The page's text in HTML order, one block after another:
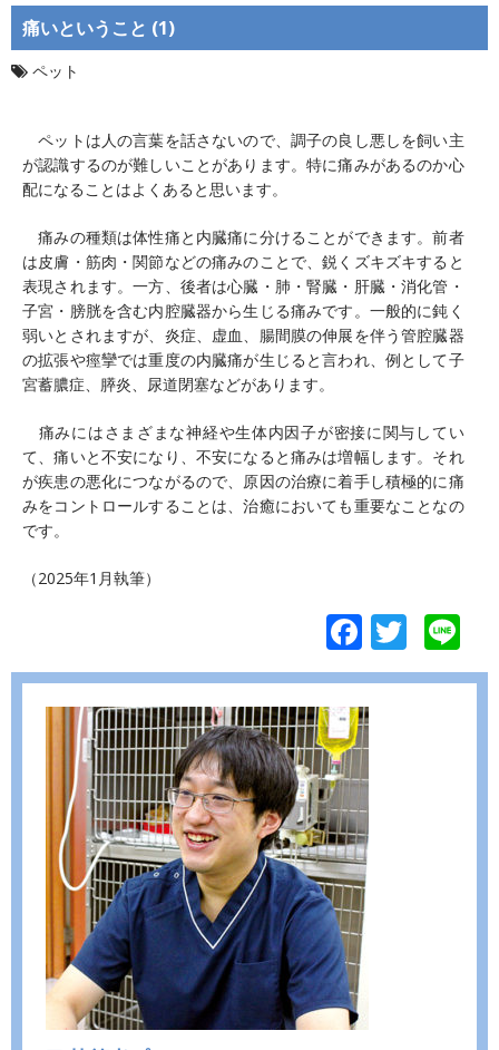
痛いということ (1)
ペット
ペットは人の言葉を話さないので、調子の良し悪しを飼い主
が認識するのが難しいことがあります。特に痛みがあるのか心
配になることはよくあると思います。
痛みの種類は体性痛と内臓痛に分けることができます。前者
は皮膚・筋肉・関節などの痛みのことで、鋭くズキズキすると
表現されます。一方、後者は心臓・肺・腎臓・肝臓・消化管・
子宮・膀胱を含む内腔臓器から生じる痛みです。一般的に鈍く
弱いとされますが、炎症、虚血、腸間膜の伸展を伴う管腔臓器
の拡張や痙攣では重度の内臓痛が生じると言われ、例として子
宮蓄膿症、膵炎、尿道閉塞などがあります。
痛みにはさまざまな神経や生体内因子が密接に関与してい
て、痛いと不安になり、不安になると痛みは増幅します。それ
が疾患の悪化につながるので、原因の治療に着手し積極的に痛
みをコントロールすることは、治癒においても重要なことなの
です。
（2025年1月執筆）
F
ac
T
w n